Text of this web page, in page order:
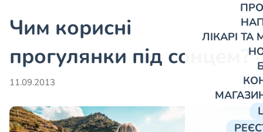
ЛІКАРІ
Чим корисні
прогулянки під сонцем?
11.09.2013